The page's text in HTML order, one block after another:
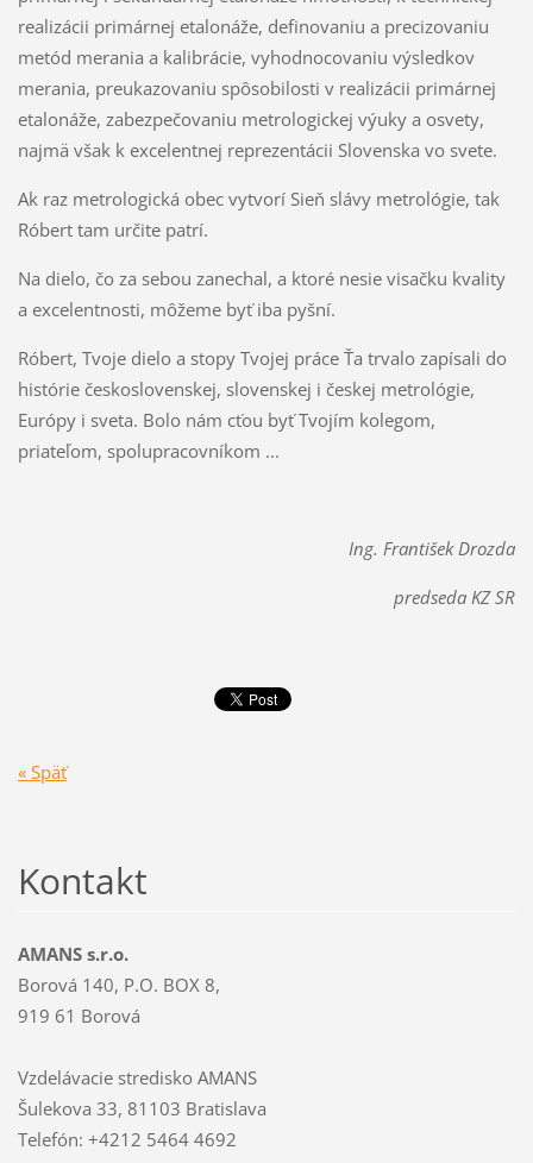
realizácii primárnej etalonáže, definovaniu a precizovaniu
metód merania a kalibrácie, vyhodnocovaniu výsledkov
merania, preukazovaniu spôsobilosti v realizácii primárnej
etalonáže, zabezpečovaniu metrologickej výuky a osvety,
najmä však k excelentnej reprezentácii Slovenska vo svete.
Ak raz metrologická obec vytvorí Sieň slávy metrológie, tak
Róbert tam určite patrí.
Na dielo, čo za sebou zanechal, a ktoré nesie visačku kvality
a excelentnosti, môžeme byť iba pyšní.
Róbert, Tvoje dielo a stopy Tvojej práce Ťa trvalo zapísali do
histórie československej, slovenskej i českej metrológie,
Európy i sveta. Bolo nám cťou byť Tvojím kolegom,
priateľom, spolupracovníkom ...
Ing. František Drozda
predseda KZ SR
« Späť
Kontakt
AMANS s.r.o.
Borová 140, P.O. BOX 8,
919 61 Borová
Vzdelávacie stredisko AMANS
Šulekova 33, 81103 Bratislava
Telefón: +4212 5464 4692